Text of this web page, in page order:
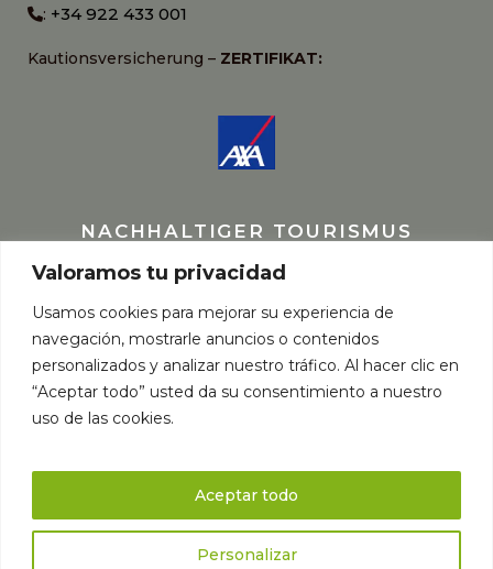
Valoramos tu privacidad
Usamos cookies para mejorar su experiencia de
navegación, mostrarle anuncios o contenidos
personalizados y analizar nuestro tráfico. Al hacer clic en
“Aceptar todo” usted da su consentimiento a nuestro
uso de las cookies.
Personalizar
Aceptar todo
: +34 922 433 001
Kautionsversicherung – ZERTIFIKAT:
NACHHALTIGER TOURISMUS